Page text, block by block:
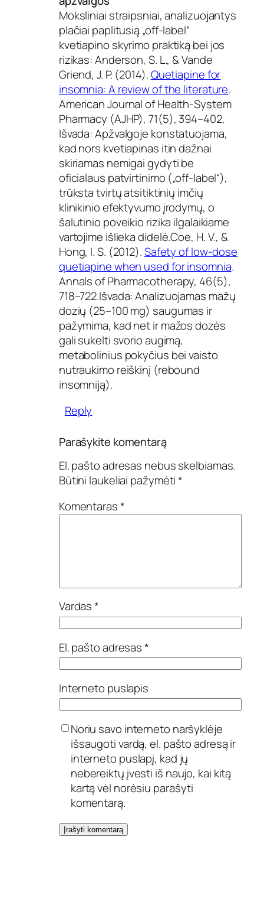
Moksliniai straipsniai, analizuojantys
plačiai paplitusią „off-label“
kvetiapino skyrimo praktiką bei jos
rizikas: Anderson, S. L., & Vande
Griend, J. P. (2014).Quetiapine for
insomnia: A review of the literature.
American Journal of Health-System
Pharmacy (AJHP), 71(5), 394–402.
Išvada: Apžvalgoje konstatuojama,
kad nors kvetiapinas itin dažnai
skiriamas nemigai gydyti be
oficialaus patvirtinimo („off-label“),
trūksta tvirtų atsitiktinių imčių
klinikinio efektyvumo įrodymų, o
šalutinio poveikio rizika ilgalaikiame
vartojime išlieka didelė.Coe, H. V., &
Hong, I. S. (2012).Safety of low-dose
quetiapine when used for insomnia.
Annals of Pharmacotherapy, 46(5),
718–722.Išvada: Analizuojamas mažų
dozių (25–100 mg) saugumas ir
pažymima, kad net ir mažos dozės
gali sukelti svorio augimą,
metabolinius pokyčius bei vaisto
nutraukimo reiškinį (rebound
insomniją).
Reply
Parašykite komentarą
El. pašto adresas nebus skelbiamas.
Būtini laukeliai pažymėti*
Komentaras*
Vardas*
El. pašto adresas*
Interneto puslapis
Noriu savo interneto naršyklėje
išsaugoti vardą, el. pašto adresą ir
interneto puslapį, kad jų
nebereiktų įvesti iš naujo, kai kitą
kartą vėl norėsiu parašyti
komentarą.